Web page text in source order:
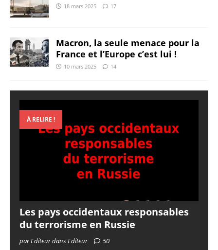
18 mars 2025 17
Macron, la seule menace pour la
France et l’Europe c’est lui !
10 mars 2025 14
À RELIRE !
Les pays occidentaux responsables
du terrorisme en Russie
par Editeur dans Editeur 50